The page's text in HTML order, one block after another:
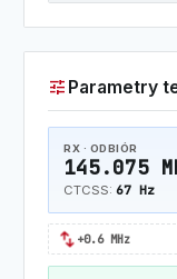
tune Parametry
RX · ODBIÓR
145.075
CTCSS:67 Hz
swap_horiz+0.6 MHz